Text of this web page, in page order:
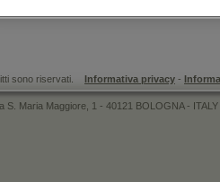
sono riservati. Informativa privacy -
S. Maria Maggiore, 1 - 40121 BOLOGNA -